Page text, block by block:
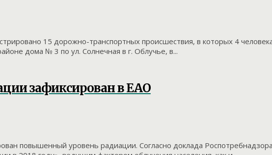
15 дорожно-транспортных происшествия, в которых 4
дома № 3 по ул. Солнечная в г. Облучье, в...
зафиксирован в ЕАО
повышенный уровень радиации. Согласно доклада